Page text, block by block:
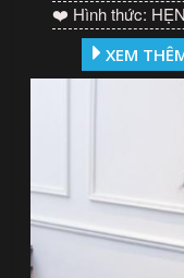
❤️ Hình thức:
XEM